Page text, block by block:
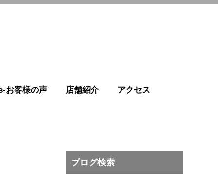
お客様の声 店舗紹介 アクセス
ブログ検索